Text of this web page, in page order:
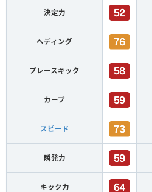
決定力
ヘディング
プレースキック
カーブ
スピード
瞬発力
キック力